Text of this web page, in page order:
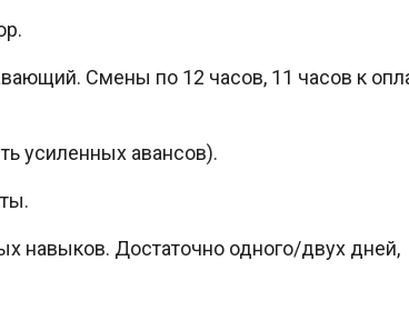
Смены по 12 часов, 11 часов к
усиленных авансов).
навыков. Достаточно одного/двух дней,